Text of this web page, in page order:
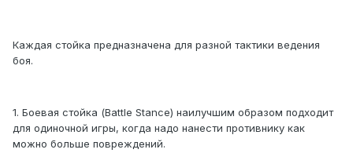
Каждая стойка предназначена для разной тактики ведения
боя.
1. Боевая стойка (Battle Stance) наилучшим образом подходит
для одиночной игры, когда надо нанести противнику как
можно больше повреждений.